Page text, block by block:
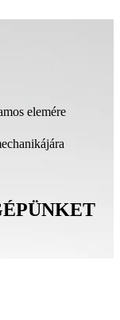
elemére